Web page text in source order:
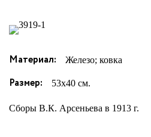
Материал: Железо; ковка
Размер: 53х40 см.
Сборы В.К. Арсеньева в 1913 г.
КУПИТЬ БИЛЕТ